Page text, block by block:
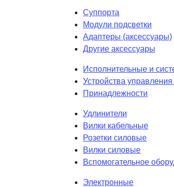
Суппорта
Модули подсветки
Адаптеры (аксессуары)
Другие аксессуары
Исполнительные и
Устройства управления
Принадлежности
Удлинители
Вилки кабельные
Розетки силовые
Вилки силовые
Вспомогательное
Электронные